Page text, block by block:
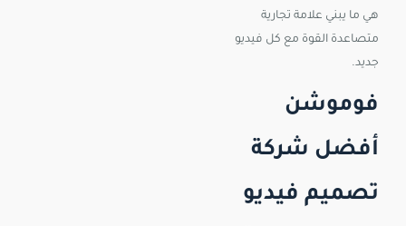
هي ما يبني علامة تجارية
متصاعدة القوة مع كل فيديو
جديد.
فوموشن
أفضل شركة
تصميم فيديو